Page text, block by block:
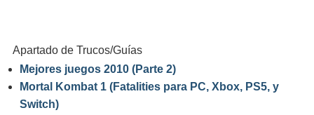
Apartado de Trucos/Guías
Mejores juegos 2010 (Parte 2)
Mortal Kombat 1 (Fatalities para PC, Xbox, PS5, y
Switch)